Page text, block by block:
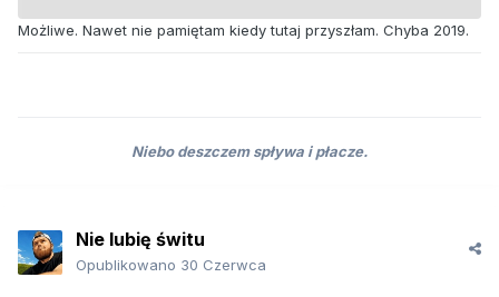
Możliwe. Nawet nie pamiętam kiedy tutaj przyszłam. Chyba 2019.
Niebo deszczem spływa i płacze.
Nie lubię świtu
Opublikowano 30 Czerwca